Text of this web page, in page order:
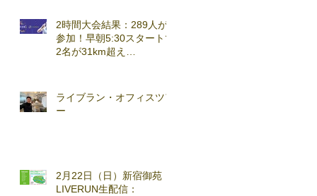
2時間大会結果：289人が
参加！早朝5:30スタートで
2名が31km超え
ライブラン・オフィスツア
ー
2月22日（日）新宿御苑
LIVERUN生配信：